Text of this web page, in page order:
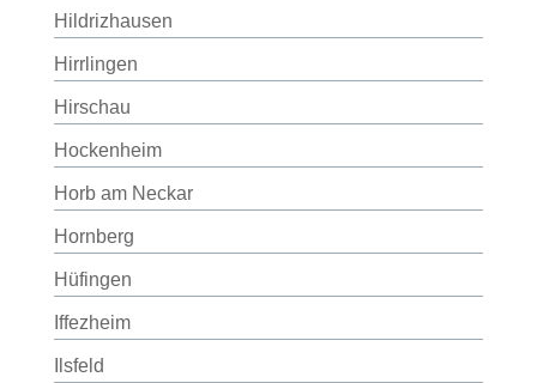
Hildrizhausen
Hirrlingen
Hirschau
Hockenheim
Horb am Neckar
Hornberg
Hüfingen
Iffezheim
Ilsfeld